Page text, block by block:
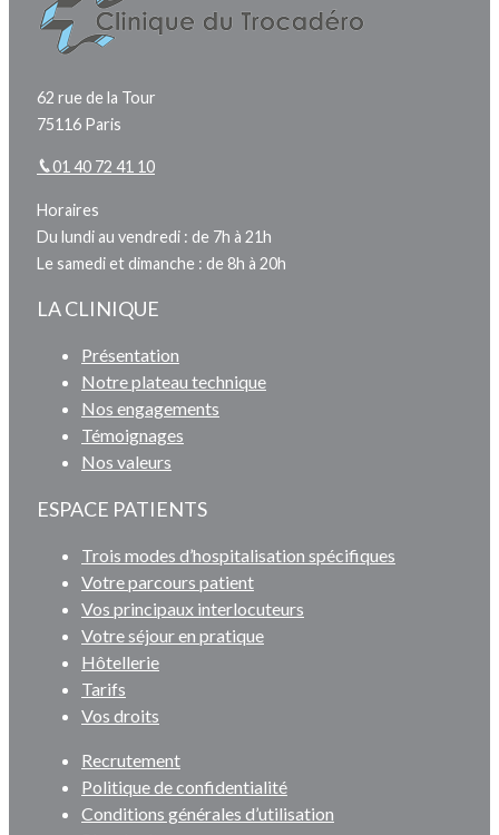
62 rue de la Tour
75116 Paris
01 40 72 41 10
Horaires
Du lundi au vendredi : de 7h à 21h
Le samedi et dimanche : de 8h à 20h
LA CLINIQUE
Présentation
Notre plateau technique
Nos engagements
Témoignages
Nos valeurs
ESPACE PATIENTS
Trois modes d’hospitalisation spécifiques
Votre parcours patient
Vos principaux interlocuteurs
Votre séjour en pratique
Hôtellerie
Tarifs
Vos droits
Recrutement
Politique de confidentialité
Conditions générales d’utilisation